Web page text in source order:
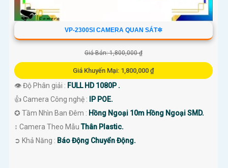
VP-2300SI CAMERA QUAN SÁT✲
Giá Bán: 1,800,000 ₫
Giá Khuyến Mại: 1,800,000 ₫
👁 Độ Phân giải : FULL HD 1080P .
👍 Camera Công nghệ :
IP POE.
✪ Tầm Nhìn Ban Đêm : Hồng Ngoại 10m Hồng Ngoại SMD.
↕️ Camera Theo MẫuThân Plastic.
️➲ Khả Năng : Báo Động Chuyển Động.